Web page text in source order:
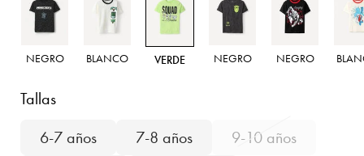
NEGRO BLANCO VERDE NEGRO NEGRO
Tallas
6-7 años
7-8 años
9-10 años